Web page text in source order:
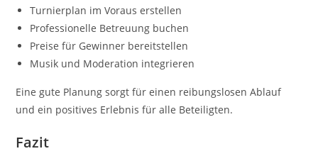
Turnierplan im Voraus erstellen
Professionelle Betreuung buchen
Preise für Gewinner bereitstellen
Musik und Moderation integrieren
Eine gute Planung sorgt für einen reibungslosen Ablauf
und ein positives Erlebnis für alle Beteiligten.
Fazit